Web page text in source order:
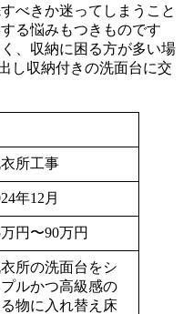
べきか迷ってしまうこと
る悩みもつきものです
、収納に困る方が多い場
し収納付きの洗面台に交
所工事
年12月
円〜90万円
所の洗面台をシ
ルかつ高級感の
物に入れ替え床